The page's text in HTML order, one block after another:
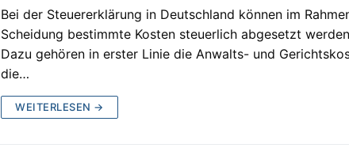
Bei der Steuererklärung in Deutschland können im
Scheidung bestimmte Kosten steuerlich abgesetzt
Dazu gehören in erster Linie die Anwalts- und
die…
WEITERLESEN →